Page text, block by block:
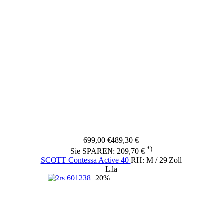
699,00 €489,30 €
Sie SPAREN: 209,70 € *)
SCOTT Contessa Active 40 RH: M / 29 Zoll
Lila
-20%